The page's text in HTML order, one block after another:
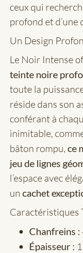
ceux qui
profond et d’une
Un Design
Le Noir Intense
teinte noire
toute la
réside dans son
conférant à
inimitable,
bâton rompu, ce
jeu de lignes
l’espace avec
un cachet
Caractéristiques
Chanfreins :
Épaisseur :